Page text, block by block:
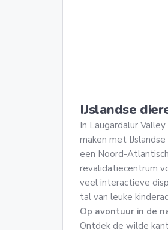
IJslandse
In Laugardalur
maken met
een Noord-
revalidatiecentrum
veel interactieve
tal van leuke
Op avontuur in de
Ontdek de wilde